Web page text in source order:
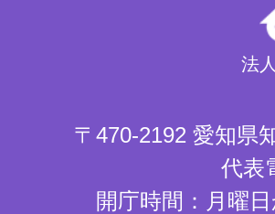
法
〒470-2192 愛知県
代表
開庁時間：月曜